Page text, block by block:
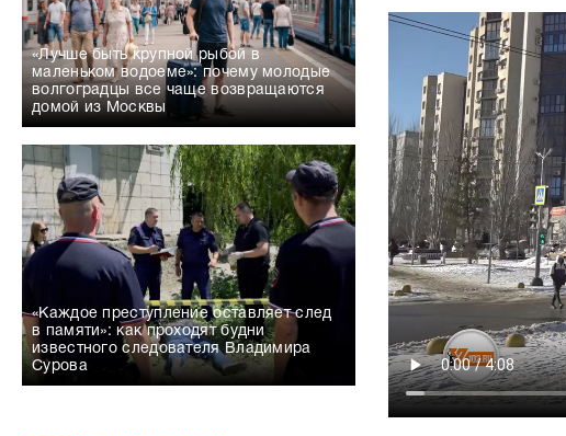
«Лучше быть крупной рыбой в
маленьком водоеме»: почему молодые
волгоградцы все чаще возвращаются
домой из Москвы
«Каждое преступление оставляет след
в памяти»: как проходят будни
известного следователя Владимира
Сурова